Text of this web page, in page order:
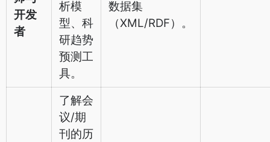
开发
者
析模
型、科
研趋势
预测工
具。
数据集
（XML/RDF）。
了解会
议/期
刊的历